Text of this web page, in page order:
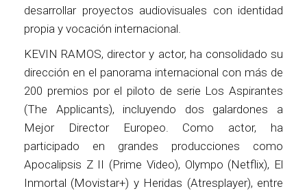
desarrollar proyectos audiovisuales con identidad
propia y vocación internacional.
KEVIN RAMOS, director y actor, ha consolidado su
dirección en el panorama internacional con más de
200 premios por el piloto de serie Los Aspirantes
(The Applicants), incluyendo dos galardones a
Mejor Director Europeo. Como actor, ha
participado en grandes producciones como
Apocalipsis Z II (Prime Video), Olympo (Netflix), El
Inmortal (Movistar+) y Heridas (Atresplayer), entre